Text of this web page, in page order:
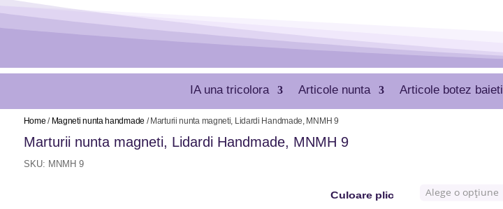
IA una tricolora Articole nunta Articole botez baieti
Home / Magneti nunta handmade / Marturii nunta magneti, Lidardi Handmade, MNMH 9
Marturii nunta magneti, Lidardi Handmade, MNMH 9
SKU: MNMH 9
Culoare plic